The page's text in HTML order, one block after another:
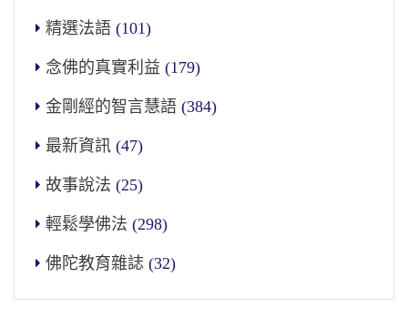
精選法語 (101)
念佛的真實利益 (179)
金剛經的智言慧語 (384)
最新資訊 (47)
故事說法 (25)
輕鬆學佛法 (298)
佛陀教育雜誌 (32)